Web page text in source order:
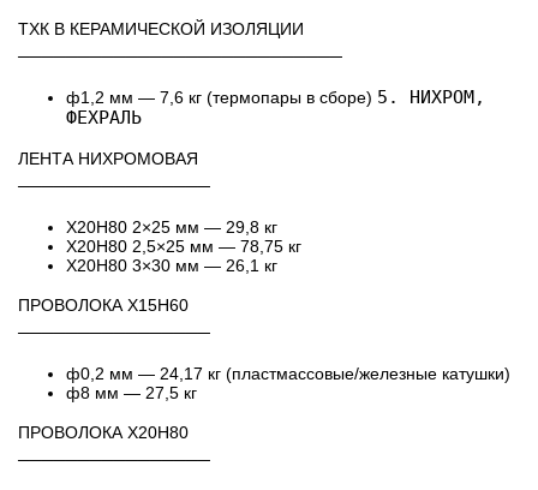
ТХК В КЕРАМИЧЕСКОЙ ИЗОЛЯЦИИ
───────────────────────────
ф1,2 мм — 7,6 кг (термопары в сборе) 5. НИХРОМ,
ФЕХРАЛЬ
ЛЕНТА НИХРОМОВАЯ
────────────────
Х20Н80 2×25 мм — 29,8 кг
Х20Н80 2,5×25 мм — 78,75 кг
Х20Н80 3×30 мм — 26,1 кг
ПРОВОЛОКА Х15Н60
────────────────
ф0,2 мм — 24,17 кг (пластмассовые/железные катушки)
ф8 мм — 27,5 кг
ПРОВОЛОКА Х20Н80
────────────────